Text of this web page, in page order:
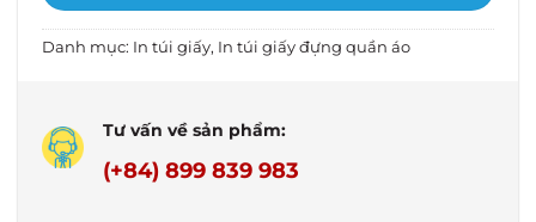
Danh mục: In túi giấy, In túi giấy đựng quần áo
Tư vấn về sản phẩm:
(+84) 899 839 983